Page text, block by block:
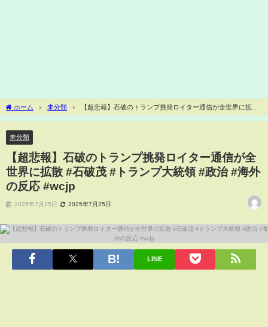
ホーム 未分類
【超悲報】石破のトランプ挑発ロイター通信が全世界に拡散
#石破茂 #トランプ大統領 #政治 #海外の反応 #wcjp
未分類
【超悲報】石破のトランプ挑発ロイター通信が全
世界に拡散 #石破茂 #トランプ大統領 #政治 #海外
の反応 #wcjp
2025年7月25日 2025年7月25日
LINE